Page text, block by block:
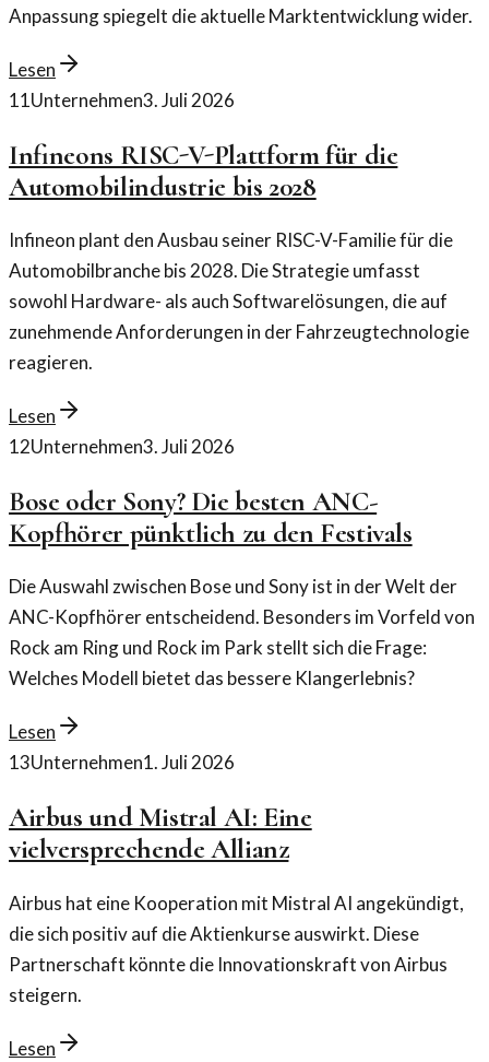
Anpassung spiegelt die aktuelle Marktentwicklung wider.
Lesen
11Unternehmen3. Juli 2026
Infineons RISC-V-Plattform für die
Automobilindustrie bis 2028
Infineon plant den Ausbau seiner RISC-V-Familie für die
Automobilbranche bis 2028. Die Strategie umfasst
sowohl Hardware- als auch Softwarelösungen, die auf
zunehmende Anforderungen in der Fahrzeugtechnologie
reagieren.
Lesen
12Unternehmen3. Juli 2026
Bose oder Sony? Die besten ANC-
Kopfhörer pünktlich zu den Festivals
Die Auswahl zwischen Bose und Sony ist in der Welt der
ANC-Kopfhörer entscheidend. Besonders im Vorfeld von
Rock am Ring und Rock im Park stellt sich die Frage:
Welches Modell bietet das bessere Klangerlebnis?
Lesen
13Unternehmen1. Juli 2026
Airbus und Mistral AI: Eine
vielversprechende Allianz
Airbus hat eine Kooperation mit Mistral AI angekündigt,
die sich positiv auf die Aktienkurse auswirkt. Diese
Partnerschaft könnte die Innovationskraft von Airbus
steigern.
Lesen